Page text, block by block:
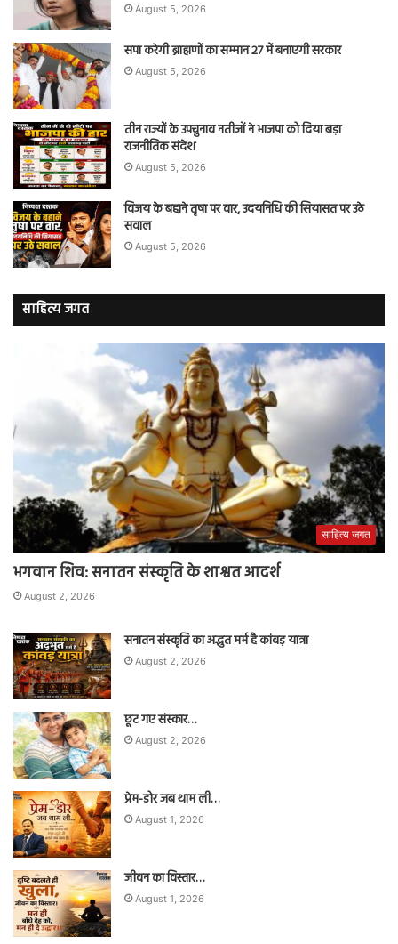
August 5, 2026
सपा करेगी ब्राह्मणों का सम्मान 27 में बनाएगी सरकार
August 5, 2026
तीन राज्यों के उपचुनाव नतीजों ने भाजपा को दिया बड़ा
राजनीतिक संदेश
August 5, 2026
विजय के बहाने तृषा पर वार, उदयनिधि की सियासत पर उठे
सवाल
August 5, 2026
साहित्य जगत
साहित्य जगत
भगवान शिव: सनातन संस्कृति के शाश्वत आदर्श
August 2, 2026
सनातन संस्कृति का अद्भुत मर्म है कांवड़ यात्रा
August 2, 2026
छूट गए संस्कार…
August 2, 2026
प्रेम-डोर जब थाम ली…
August 1, 2026
जीवन का विस्तार…
August 1, 2026